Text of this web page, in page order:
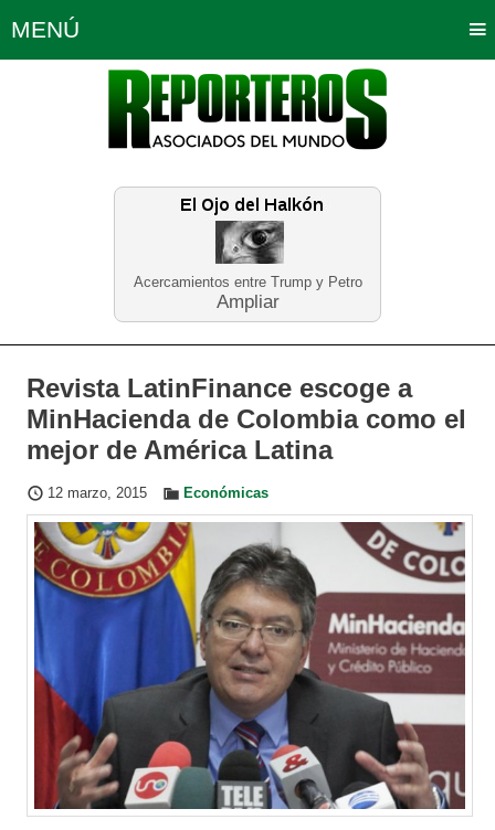
Acercamientos entre Trump y Petro
Ampliar
MENÚ
Política Opinión Bogotá
Planeta Tierra Deportes
Educación Neira
Revista LatinFinance escoge a
MinHacienda de Colombia como el
mejor de América Latina
12 marzo, 2015 Económicas